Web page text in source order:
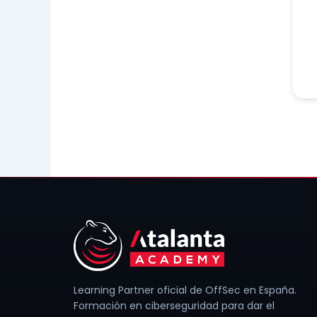
Learning Partner oficial de OffSec en España.
Formación en ciberseguridad para dar el